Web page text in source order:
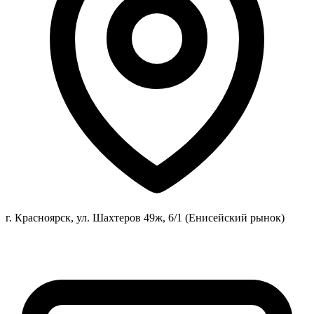
г. Красноярск, ул. Шахтеров 49ж, 6/1 (Енисейский рынок)